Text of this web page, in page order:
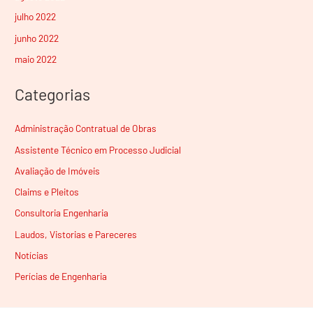
julho 2022
junho 2022
maio 2022
Categorias
Administração Contratual de Obras
Assistente Técnico em Processo Judicial
Avaliação de Imóveis
Claims e Pleitos
Consultoria Engenharia
Laudos, Vistorias e Pareceres
Notícias
Perícias de Engenharia